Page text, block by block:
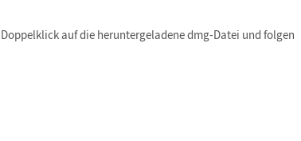
auf die heruntergeladene dmg-Datei und folgen